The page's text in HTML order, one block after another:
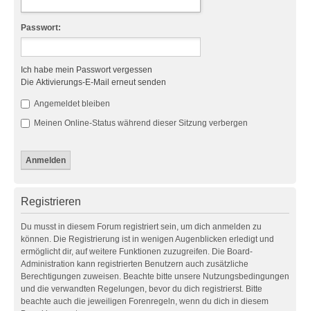
Passwort:
Ich habe mein Passwort vergessen
Die Aktivierungs-E-Mail erneut senden
Angemeldet bleiben
Meinen Online-Status während dieser Sitzung verbergen
Registrieren
Du musst in diesem Forum registriert sein, um dich anmelden zu
können. Die Registrierung ist in wenigen Augenblicken erledigt und
ermöglicht dir, auf weitere Funktionen zuzugreifen. Die Board-
Administration kann registrierten Benutzern auch zusätzliche
Berechtigungen zuweisen. Beachte bitte unsere Nutzungsbedingungen
und die verwandten Regelungen, bevor du dich registrierst. Bitte
beachte auch die jeweiligen Forenregeln, wenn du dich in diesem